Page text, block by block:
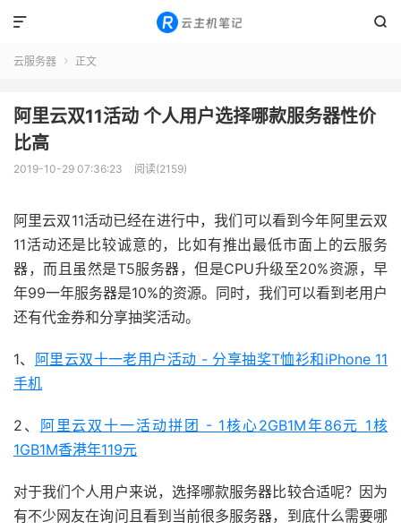


云服务器  正文
阿里云双11活动 个人用户选择哪款服务器性价
比高
2019-10-29 07:36:23 阅读(2159)
阿里云双11活动已经在进行中，我们可以看到今年阿里云双
11活动还是比较诚意的，比如有推出最低市面上的云服务
器，而且虽然是T5服务器，但是CPU升级至20%资源，早
年99一年服务器是10%的资源。同时，我们可以看到老用户
还有代金券和分享抽奖活动。
1、
阿里云双十一老用户活动 - 分享抽奖T恤衫和iPhone 11
手机
2、
阿里云双十一活动拼团 - 1核心2GB1M年86元 1核
1GB1M香港年119元
对于我们个人用户来说，选择哪款服务器比较合适呢？因为
有不少网友在询问且看到当前很多服务器，到底什么需要哪